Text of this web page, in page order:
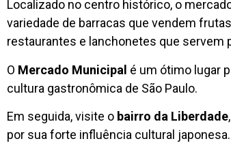
Localizado no centro histórico, o
variedade de barracas que vendem
restaurantes e lanchonetes que servem
O Mercado Municipal é um ótimo lugar
cultura gastronômica de São Paulo.
Em seguida, visite o bairro da Liberdade
por sua forte influência cultural japonesa.